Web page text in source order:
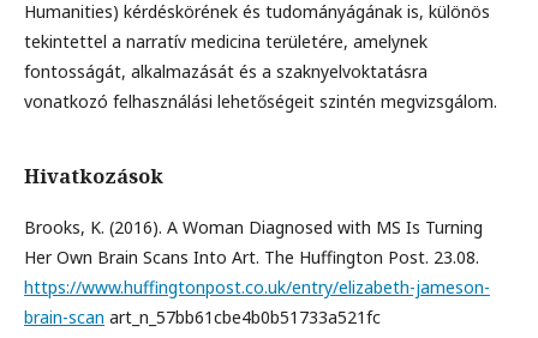
Humanities) kérdéskörének és tudományágának is, különös
tekintettel a narratív medicina területére, amelynek
fontosságát, alkalmazását és a szaknyelvoktatásra
vonatkozó felhasználási lehetőségeit szintén megvizsgálom.
Hivatkozások
Brooks, K. (2016). A Woman Diagnosed with MS Is Turning
Her Own Brain Scans Into Art. The Huffington Post. 23.08.
https://www.huffingtonpost.co.uk/entry/elizabeth-jameson-
brain-scan art_n_57bb61cbe4b0b51733a521fc